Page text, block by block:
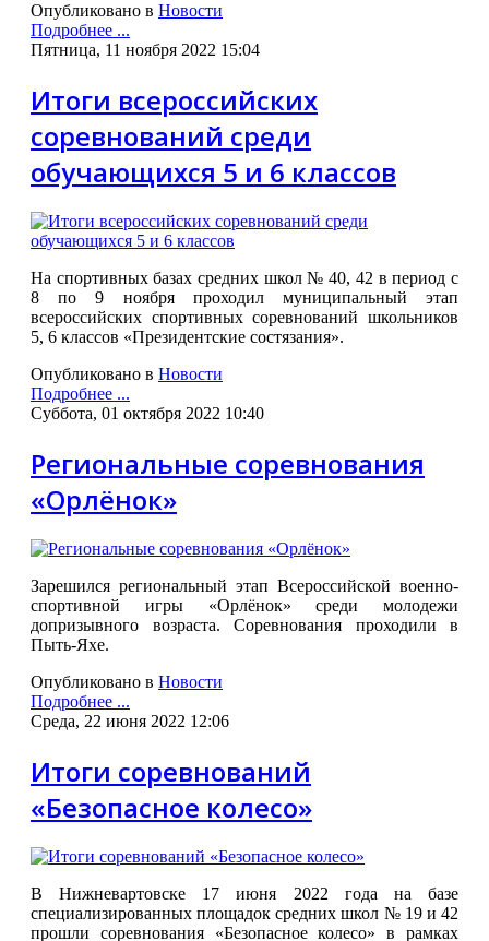
Опубликовано в Новости
Подробнее ...
Пятница, 11 ноября 2022 15:04
Итоги всероссийских
соревнований среди
обучающихся 5 и 6 классов
На спортивных базах средних школ № 40, 42 в период с
8 по 9 ноября проходил муниципальный этап
всероссийских спортивных соревнований школьников
5, 6 классов «Президентские состязания».
Опубликовано в Новости
Подробнее ...
Суббота, 01 октября 2022 10:40
Региональные соревнования
«Орлёнок»
Зарешился региональный этап Всероссийской военно-
спортивной игры «Орлёнок» среди молодежи
допризывного возраста. Соревнования проходили в
Пыть-Яхе.
Опубликовано в Новости
Подробнее ...
Среда, 22 июня 2022 12:06
Итоги соревнований
«Безопасное колесо»
В Нижневартовске 17 июня 2022 года на базе
специализированных площадок средних школ № 19 и 42
прошли соревнования «Безопасное колесо» в рамках